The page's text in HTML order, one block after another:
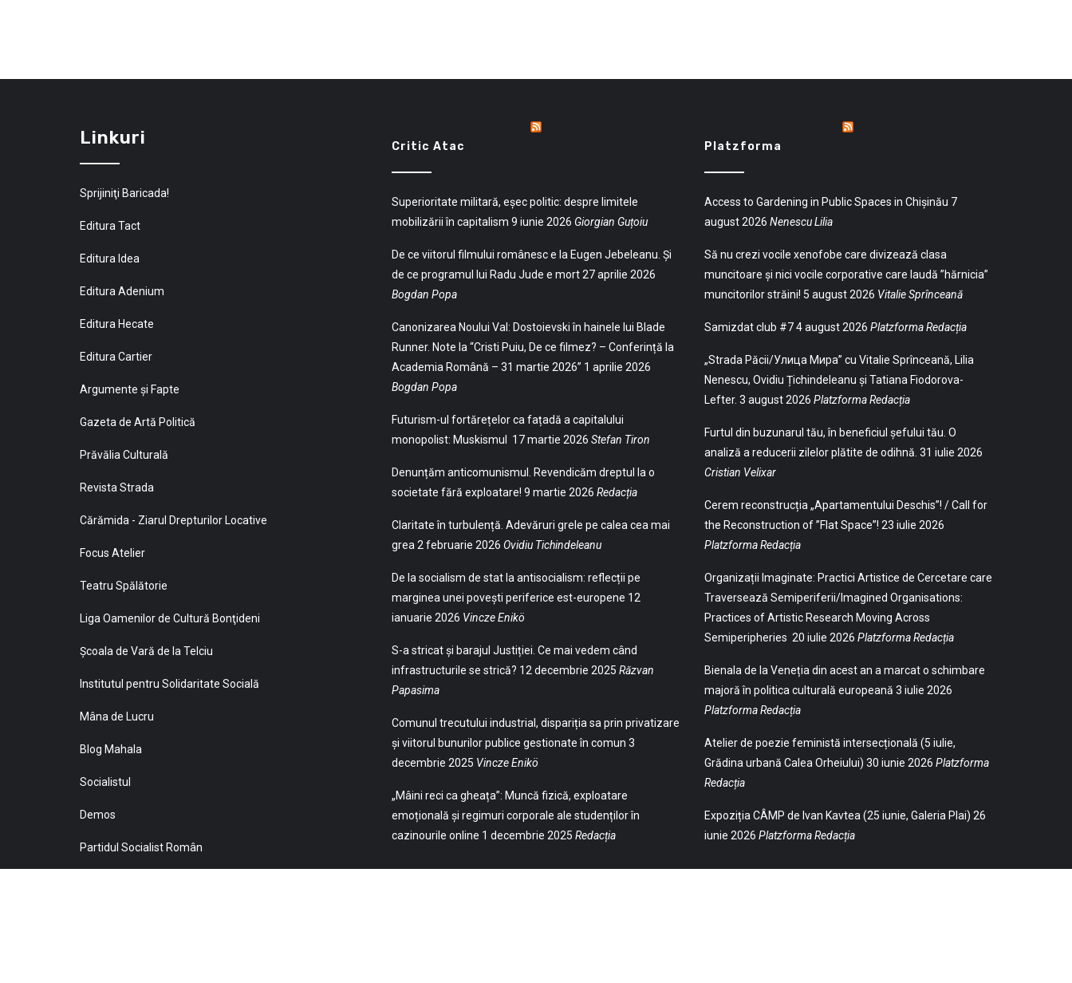
Linkuri
Sprijiniţi Baricada!
Editura Tact
Editura Idea
Editura Adenium
Editura Hecate
Editura Cartier
Argumente și Fapte
Gazeta de Artă Politică
Prăvălia Culturală
Revista Strada
Cărămida - Ziarul Drepturilor Locative
Focus Atelier
Teatru Spălătorie
Liga Oamenilor de Cultură Bonţideni
Şcoala de Vară de la Telciu
Institutul pentru Solidaritate Socială
Mâna de Lucru
Blog Mahala
Socialistul
Demos
Partidul Socialist Român
Critic Atac
Superioritate militară, eșec politic: despre limitele
mobilizării în capitalism 9 iunie 2026 Giorgian Guțoiu
De ce viitorul filmului românesc e la Eugen Jebeleanu. Și
de ce programul lui Radu Jude e mort 27 aprilie 2026
Bogdan Popa
Canonizarea Noului Val: Dostoievski în hainele lui Blade
Runner. Note la “Cristi Puiu, De ce filmez? – Conferință la
Academia Română – 31 martie 2026” 1 aprilie 2026
Bogdan Popa
Futurism-ul fortărețelor ca fațadă a capitalului
monopolist: Muskismul 17 martie 2026 Stefan Tiron
Denunțăm anticomunismul. Revendicăm dreptul la o
societate fără exploatare! 9 martie 2026 Redacția
Claritate în turbulență. Adevăruri grele pe calea cea mai
grea 2 februarie 2026 Ovidiu Tichindeleanu
De la socialism de stat la antisocialism: reflecții pe
marginea unei povești periferice est-europene 12
ianuarie 2026 Vincze Enikö
S-a stricat și barajul Justiției. Ce mai vedem când
infrastructurile se strică? 12 decembrie 2025 Răzvan
Papasima
Comunul trecutului industrial, dispariția sa prin privatizare
și viitorul bunurilor publice gestionate în comun 3
decembrie 2025 Vincze Enikö
„Mâini reci ca gheața”: Muncă fizică, exploatare
emoțională și regimuri corporale ale studenților în
cazinourile online 1 decembrie 2025 Redacția
Platzforma
Access to Gardening in Public Spaces in Chișinău 7
august 2026 Nenescu Lilia
Să nu crezi vocile xenofobe care divizează clasa
muncitoare și nici vocile corporative care laudă ”hărnicia”
muncitorilor străini! 5 august 2026 Vitalie Sprînceană
Samizdat club #7 4 august 2026 Platzforma Redacția
„Strada Păcii/Улица Мира” cu Vitalie Sprînceană, Lilia
Nenescu, Ovidiu Țichindeleanu și Tatiana Fiodorova-
Lefter. 3 august 2026 Platzforma Redacția
Furtul din buzunarul tău, în beneficiul șefului tău. O
analiză a reducerii zilelor plătite de odihnă. 31 iulie 2026
Cristian Velixar
Cerem reconstrucția „Apartamentului Deschis”! / Call for
the Reconstruction of ”Flat Space”! 23 iulie 2026
Platzforma Redacția
Organizații Imaginate: Practici Artistice de Cercetare care
Traversează Semiperiferii/Imagined Organisations:
Practices of Artistic Research Moving Across
Semiperipheries 20 iulie 2026 Platzforma Redacția
Bienala de la Veneția din acest an a marcat o schimbare
majoră în politica culturală europeană 3 iulie 2026
Platzforma Redacția
Atelier de poezie feministă intersecțională (5 iulie,
Grădina urbană Calea Orheiului) 30 iunie 2026 Platzforma
Redacția
Expoziția CÂMP de Ivan Kavtea (25 iunie, Galeria Plai) 26
iunie 2026 Platzforma Redacția